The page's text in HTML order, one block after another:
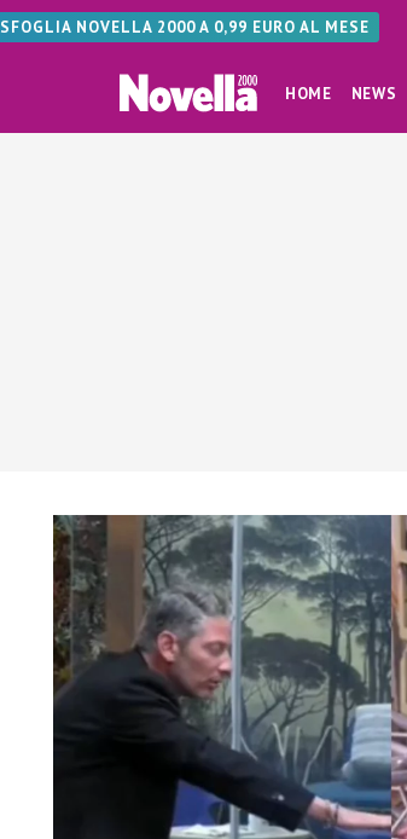
SFOGLIA NOVELLA 2000 A 0,99 EURO AL MESE
HOME NEWS